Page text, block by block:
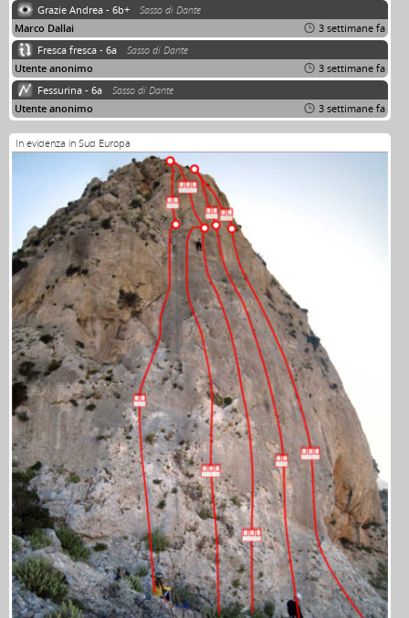
Grazie Andrea - 6b+
Sasso di Dante
Marco Dallai
3 settimane fa
Fresca fresca - 6a
Sasso di Dante
Utente anonimo
3 settimane fa
Fessurina - 6a
Sasso di Dante
Utente anonimo
3 settimane fa
In evidenza in Sud Europa